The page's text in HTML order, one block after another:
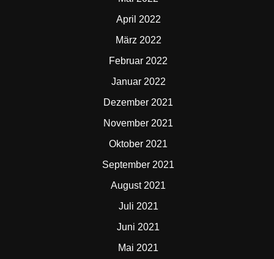
April 2022
März 2022
Februar 2022
Januar 2022
Dezember 2021
November 2021
Oktober 2021
September 2021
August 2021
Juli 2021
Juni 2021
Mai 2021